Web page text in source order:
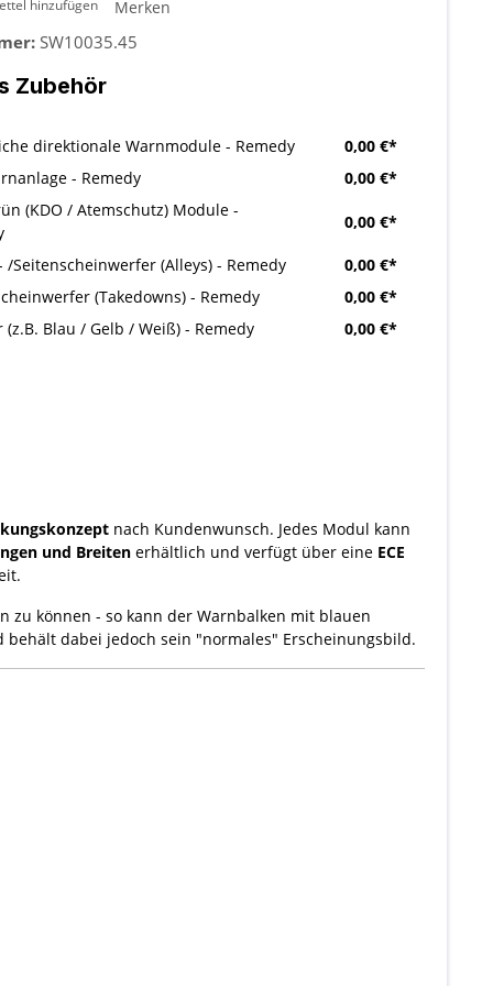
hinzufügen Merken
SW10035.45
Zubehör
direktionale Warnmodule - Remedy
0,00 €*
- Remedy
0,00 €*
(KDO / Atemschutz) Module -
0,00 €*
/Seitenscheinwerfer (Alleys) - Remedy
0,00 €*
(Takedowns) - Remedy
0,00 €*
(z.B. Blau / Gelb / Weiß) - Remedy
0,00 €*
nach Kundenwunsch. Jedes Modul kann
und Breiten erhältlich und verfügt über eine ECE
können - so kann der Warnbalken mit blauen
behält dabei jedoch sein "normales" Erscheinungsbild.